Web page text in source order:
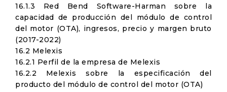
16.1.3 Red Bend Software-Harman sobre la
capacidad de producción del módulo de control
del motor (OTA), ingresos, precio y margen bruto
(2017-2022)
16.2 Melexis
16.2.1 Perfil de la empresa de Melexis
16.2.2 Melexis sobre la especificación del
producto del módulo de control del motor (OTA)